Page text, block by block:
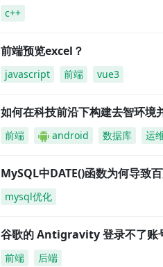
c++
前端预览excel？
javascript 前端 vue3
如何在科技前沿下构建去智环境
前端 android 数据库 运
MySQL中DATE()函数为何导致
mysql优化
谷歌的 Antigravity 登录不了账
前端 后端